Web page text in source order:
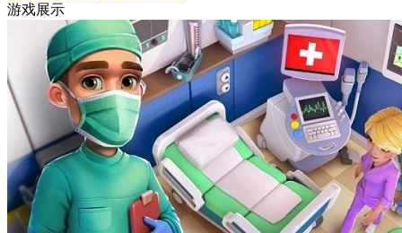
游戏展示